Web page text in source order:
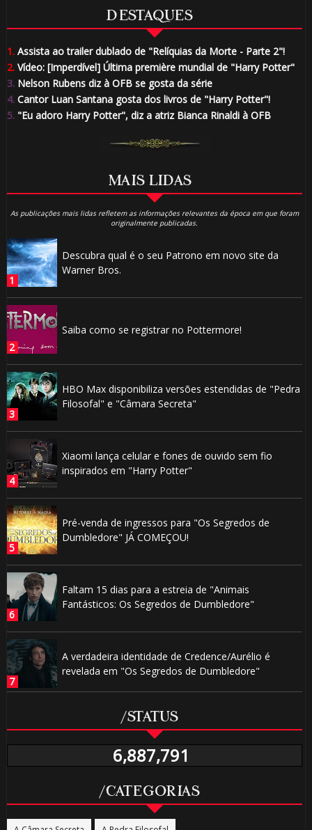
DESTAQUES
1.Assista ao trailer dublado de "Relíquias da Morte - Parte 2"!
2.Vídeo: [Imperdível] Última première mundial de "Harry Potter"
3.Nelson Rubens diz à OFB se gosta da série
4.Cantor Luan Santana gosta dos livros de "Harry Potter"!
5."Eu adoro Harry Potter", diz a atriz Bianca Rinaldi à OFB
MAIS LIDAS
As publicações mais lidas refletem as informações relevantes da época em que foram
originalmente publicadas.
Descubra qual é o seu Patrono em novo site da
Warner Bros.
Saiba como se registrar no Pottermore!
HBO Max disponibiliza versões estendidas de "Pedra
Filosofal" e "Câmara Secreta"
Xiaomi lança celular e fones de ouvido sem fio
inspirados em "Harry Potter"
Pré-venda de ingressos para "Os Segredos de
Dumbledore" JÁ COMEÇOU!
Faltam 15 dias para a estreia de "Animais
Fantásticos: Os Segredos de Dumbledore"
A verdadeira identidade de Credence/Aurélio é
revelada em "Os Segredos de Dumbledore"
/STATUS
6,887,791
/CATEGORIAS